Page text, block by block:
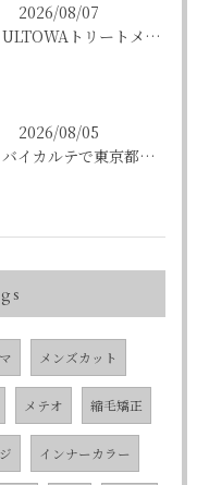
2026/08/07
ULTOWAトリートメントで東京都中央区銀座の髪質改善を目指す人への効果と選び方ガイド
2026/08/05
バイカルテで東京都中央区銀座のエイジングケア悩みを解決する方法と正規品選びのポイント
メンズカット
メテオ 縮毛矯正
インナーカラー